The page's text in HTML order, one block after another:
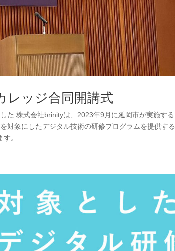
レッジ合同開講式
株式会社brinityは、2023年9月に延岡市が実施す
対象にしたデジタル技術の研修プログラムを提供す
。...